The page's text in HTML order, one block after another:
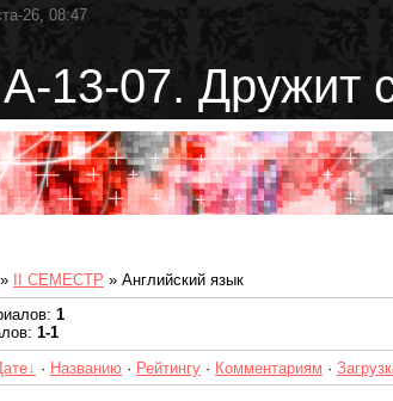
26, 08:47
13-07. Дружит
» II СЕМЕСТР » Английский язык
: 1
: 1-1
· Названию · Рейтингу · Комментариям ·